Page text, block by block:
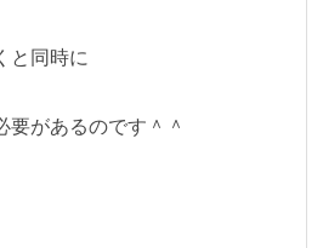
と同時に
要があるのです＾＾